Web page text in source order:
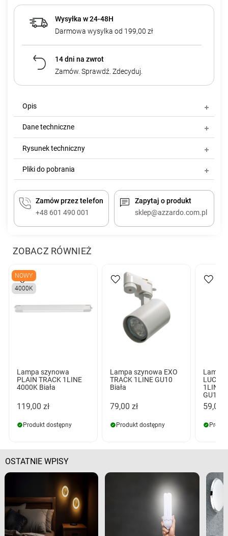
Wysyłka w 24-48H
Darmowa wysylka od 199,00 zł
14 dni na zwrot
Zamów. Sprawdź. Zdecyduj.
Opis
Dane techniczne
Rysunek techniczny
Pliki do pobrania
Zamów przez telefon
+48 601 490 001
Zapytaj o produkt
sklep@azzardo.com.pl
ZOBACZ RÓWNIEŻ
NOWY
4000K
Lampa szynowa
PLAIN TRACK 1LINE
4000K Biała
119,00 zł
Produkt dostępny
Lampa szynowa EXO
TRACK 1LINE GU10
Biała
79,00 zł
Produkt dostępny
Lampa
LUCAS
1LINE
GU10
59,00
OSTATNIE WPISY